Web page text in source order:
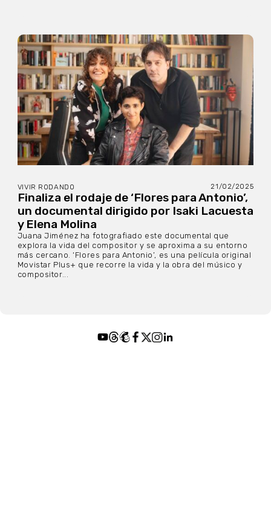
VIVIR RODANDO 21/02/2025
Finaliza el rodaje de ‘Flores para Antonio’,
un documental dirigido por Isaki Lacuesta
y Elena Molina
Juana Jiménez ha fotografiado este documental que
explora la vida del compositor y se aproxima a su entorno
más cercano. ‘Flores para Antonio’, es una película original
Movistar Plus+ que recorre la vida y la obra del músico y
compositor...